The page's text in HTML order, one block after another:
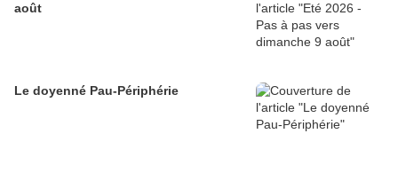
août
Le doyenné Pau-Périphérie